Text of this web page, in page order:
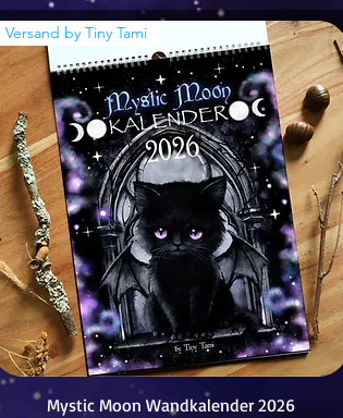
Versand by Tiny Tami
Mystic Moon Wandkalender 2026